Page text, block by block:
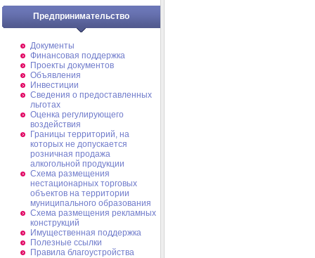
Предпринимательство
Документы
Финансовая поддержка
Проекты документов
Объявления
Инвестиции
Сведения о предоставленных
льготах
Оценка регулирующего
воздействия
Границы территорий, на
которых не допускается
розничная продажа
алкогольной продукции
Схема размещения
нестационарных торговых
объектов на территории
муниципального образования
Схема размещения рекламных
конструкций
Имущественная поддержка
Полезные ссылки
Правила благоустройства